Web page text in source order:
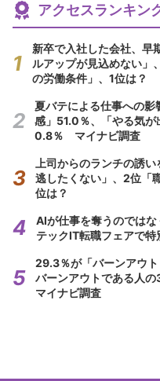
アクセスランキン
新卒で入社した会社、
ルアップが見込めない」
の労働条件」、1位は？
夏バテによる仕事への
感」51.0％、「やる気
0.8％ マイナビ調査
上司からのランチの誘
逃したくない」、2位「
位は？
AIが仕事を奪うのでは
テックIT転職フェアで特
29.3％が「バーンアウ
バーンアウトである人
マイナビ調査